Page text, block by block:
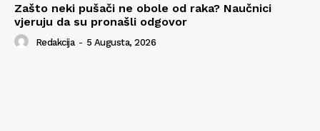
Zašto neki pušači ne obole od raka? Naučnici
vjeruju da su pronašli odgovor
Redakcija - 5 Augusta, 2026